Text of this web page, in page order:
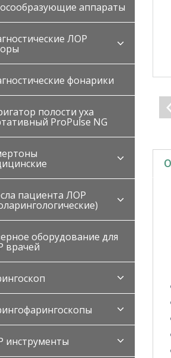
аппараты
ЛОР
фонарики
полости уха
ProPulse NG
пациента ЛОР
оборудование для
врачей
инструменты